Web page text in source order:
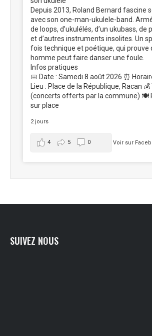
Depuis 2013, Roland Bernard fascine
avec son one-man-ukulele-band.
de loops, d’ukulélés, d’un ukubass, de
et d’autres instruments insolites. Un
fois technique et poétique, qui prouve
homme peut faire danser une foule.
Infos pratiques
📅 Date : Samedi 8 août 2026 ⏰
Lieu : Place de la République, Racan
(concerts offerts par la commune) 🍽️
sur place
2 jours
Voir sur
4 5 0
SUIVEZ NOUS